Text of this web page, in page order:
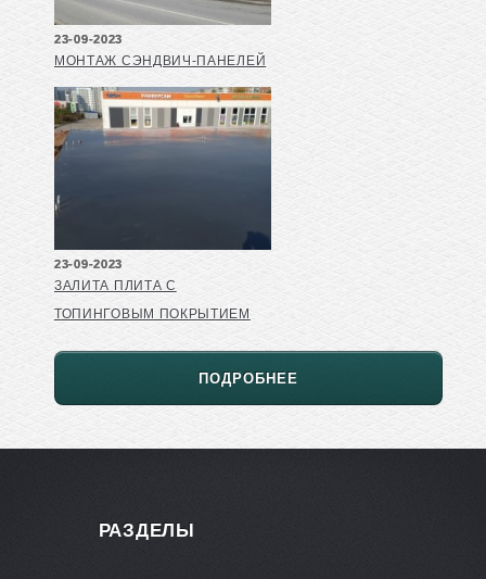
23-09-2023
МОНТАЖ СЭНДВИЧ-ПАНЕЛЕЙ
23-09-2023
ЗАЛИТА ПЛИТА С
ТОПИНГОВЫМ ПОКРЫТИЕМ
ПОДРОБНЕЕ
РАЗДЕЛЫ